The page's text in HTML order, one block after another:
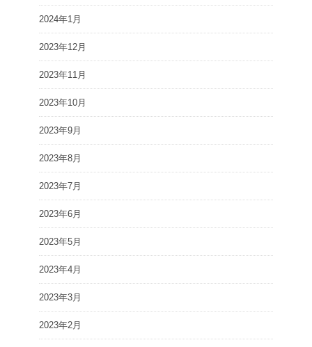
2024年1月
2023年12月
2023年11月
2023年10月
2023年9月
2023年8月
2023年7月
2023年6月
2023年5月
2023年4月
2023年3月
2023年2月